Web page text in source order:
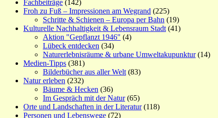
Fachbeiträge (142)
Froh zu Fuß – Impressionen am Wegrand (225)
Schritte & Schienen – Europa per Bahn (19)
Kulturelle Nachhaltigkeit & Lebensraum Stadt (41)
Aktion "Gepflanzt 1946" (4)
Lübeck entdecken (34)
Naturerlebnisräume & urbane Umweltakupunktur(14)
Medien-Tipps (381)
Bilderbücher aus aller Welt (83)
Natur erleben (232)
Bäume & Hecken (36)
Im Gespräch mit der Natur(65)
Orte und Landschaften in der Literatur(118)
Personen und Lebenswege (72)